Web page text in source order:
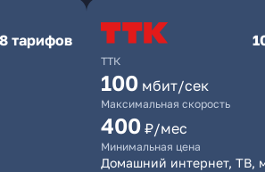
тарифов
ТТК
100 мбит/сек
Максимальная скорость
400 ₽/мес
Минимальная цена
Домашний интернет, ТВ,